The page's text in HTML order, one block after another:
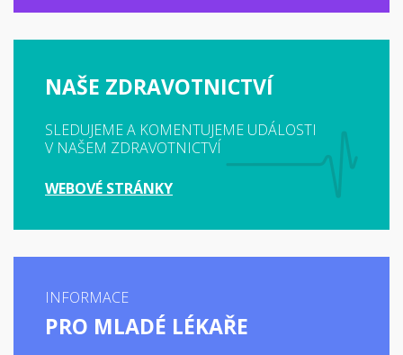
NAŠE ZDRAVOTNICTVÍ
SLEDUJEME A KOMENTUJEME UDÁLOSTI
V NAŠEM ZDRAVOTNICTVÍ
WEBOVÉ STRÁNKY
INFORMACE
PRO MLADÉ LÉKAŘE